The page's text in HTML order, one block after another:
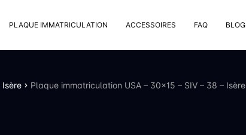
PLAQUE IMMATRICULATION ACCESSOIRES
Rivets
FAQ BLOG
Isère Plaque immatriculation USA – 30×15 – SIV – 38 – Isère